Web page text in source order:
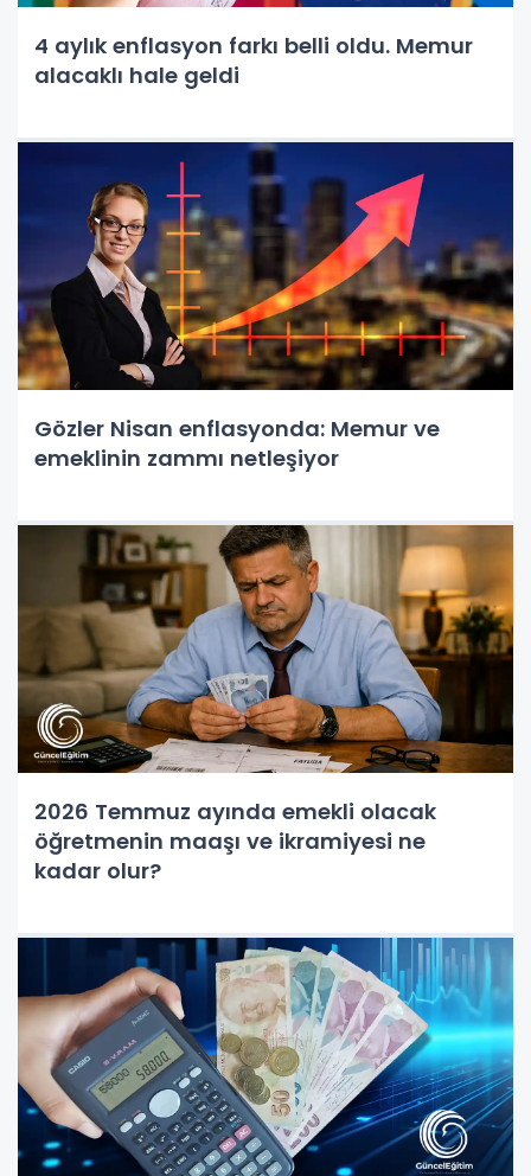
4 aylık enflasyon farkı belli oldu. Memur
alacaklı hale geldi
Gözler Nisan enflasyonda: Memur ve
emeklinin zammı netleşiyor
2026 Temmuz ayında emekli olacak
öğretmenin maaşı ve ikramiyesi ne
kadar olur?